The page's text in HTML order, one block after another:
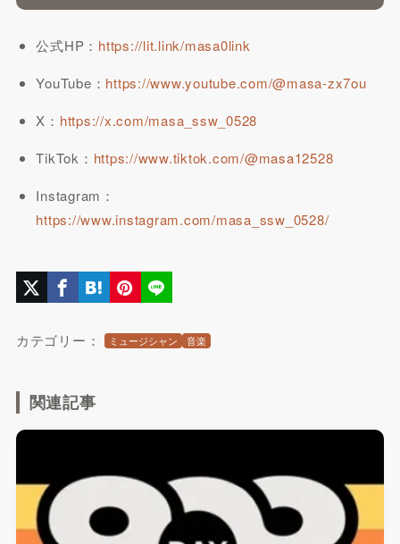
公式HP： https://lit.link/masa0link
YouTube： https://www.youtube.com/@masa-zx7ou
X： https://x.com/masa_ssw_0528
TikTok： https://www.tiktok.com/@masa12528
Instagram：
https://www.instagram.com/masa_ssw_0528/
カテゴリー： ミュージシャン 音楽
関連記事